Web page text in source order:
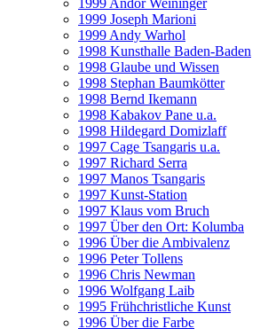
1999 Andor Weininger
1999 Joseph Marioni
1999 Andy Warhol
1998 Kunsthalle Baden-Baden
1998 Glaube und Wissen
1998 Stephan Baumkötter
1998 Bernd Ikemann
1998 Kabakov Pane u.a.
1998 Hildegard Domizlaff
1997 Cage Tsangaris u.a.
1997 Richard Serra
1997 Manos Tsangaris
1997 Kunst-Station
1997 Klaus vom Bruch
1997 Über den Ort: Kolumba
1996 Über die Ambivalenz
1996 Peter Tollens
1996 Chris Newman
1996 Wolfgang Laib
1995 Frühchristliche Kunst
1996 Über die Farbe